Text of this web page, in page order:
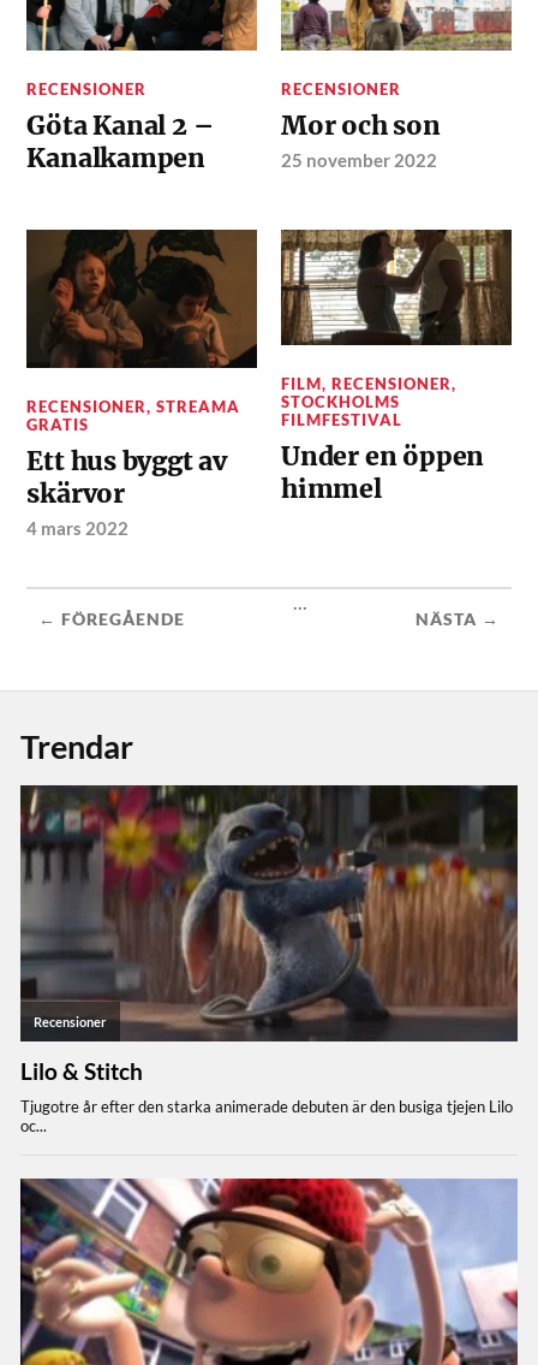
RECENSIONER
Göta Kanal 2 –
Kanalkampen
RECENSIONER
Mor och son
25 november 2022
RECENSIONER,STREAMA
GRATIS
Ett hus byggt av
skärvor
4 mars 2022
FILM,RECENSIONER,
STOCKHOLMS
FILMFESTIVAL
Under en öppen
himmel
← FÖREGÅENDE
...
NÄSTA →
Trendar